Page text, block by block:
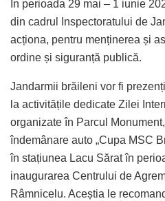
În perioada 29 mai – 1 iunie
din cadrul Inspectoratului de
acționa, pentru menținerea și
ordine și siguranță publică.
Jandarmii brăileni vor fi
la activitățile dedicate Zilei
organizate în Parcul
îndemânare auto „Cupa MSC
în stațiunea Lacu Sărat în
inaugurarea Centrului de
Râmnicelu. Aceștia le